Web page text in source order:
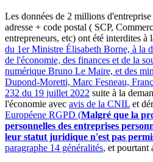
Les données de 2 millions
adresse + code postal ( SCP,
entrepreneurs, etc) ont été interdites
du 1er Ministre Élisabeth Borne, à la
de l'économie, des finances et de la
numérique Bruno Le Maire, et des
Dupond-Moretti, Marc Fesneau,
232 du 19 juillet 2022 suite à la
l'économie avec avis de la CNIL et
Européene RGPD (Malgré que la
personnelles des entreprises
leur statut juridique n'est pas
paragraphe 14 généralités, et pourtant